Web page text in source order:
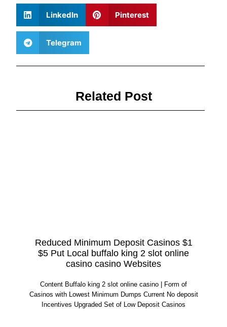
LinkedIn Pinterest
Telegram
Related Post
Reduced Minimum Deposit Casinos $1
$5 Put Local buffalo king 2 slot online
casino casino Websites
Content Buffalo king 2 slot online casino | Form of
Casinos with Lowest Minimum Dumps Current No deposit
Incentives Upgraded Set of Low Deposit Casinos